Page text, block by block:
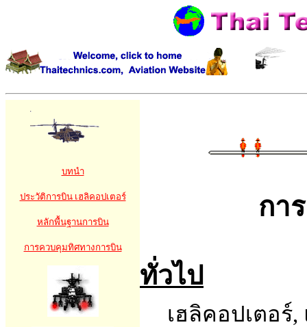
บทนำ
ประวัติการบิน เฮลิคอปเตอร์
หลักพื้นฐานการบิน
การควบคุมทิศทางการบิน
กา
ทั่วไป
เฮลิคอปเตอร์,